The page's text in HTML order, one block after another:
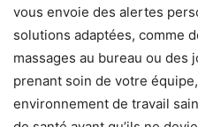
vous envoie des alertes
solutions adaptées, comme
massages au bureau ou des
prenant soin de votre
environnement de travail